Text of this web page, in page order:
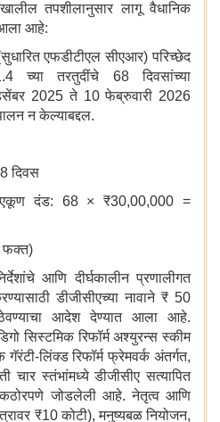
तपशीलानुसार लागू वैधानिक
आहे:
एफडीटीएल सीएआर) परिच्छेद
च्या तरतुदींचे 68 दिवसांच्या
2025 ते 10 फेब्रुवारी 2026
न केल्याबद्दल.
दिवस
एकूण दंड: 68 × ₹30,00,000 =
फक्त)
आणि दीर्घकालीन प्रणालीगत
डीजीसीएच्या नावाने ₹ 50
आदेश देण्यात आला आहे.
सिस्टमिक रिफॉर्म अश्युरन्स स्कीम
लिंक्ड रिफॉर्म फ्रेमवर्क अंतर्गत,
चार स्तंभांमध्ये डीजीसीए सत्यापित
कठोरपणे जोडलेली आहे. नेतृत्व आणि
₹10 कोटी), मनुष्यबळ नियोजन,